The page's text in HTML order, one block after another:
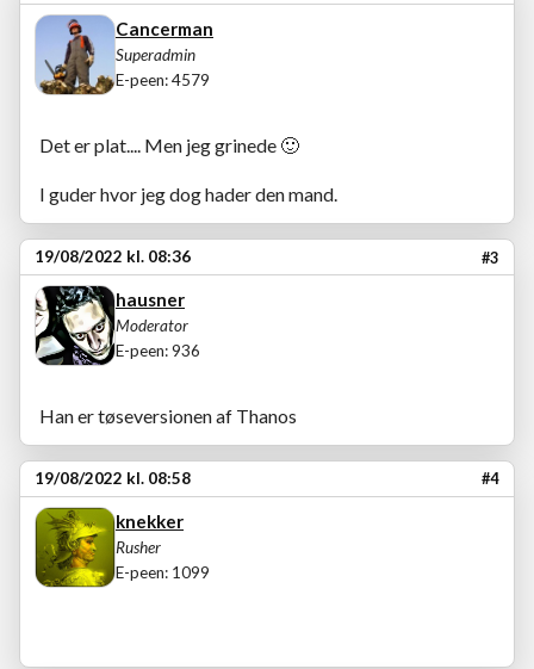
Cancerman
Superadmin
E-peen: 4579
Det er plat.... Men jeg grinede 🙂
I guder hvor jeg dog hader den mand.
19/08/2022 kl. 08:36 #3
hausner
Moderator
E-peen: 936
Han er tøseversionen af Thanos
19/08/2022 kl. 08:58 #4
knekker
Rusher
E-peen: 1099